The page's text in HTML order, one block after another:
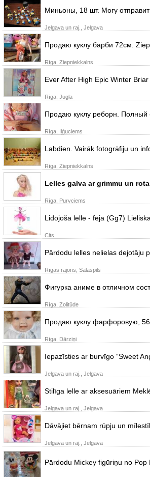
Миньоны, 18 шт. Могу
Jelgava un raj., Jelgava
Продаю куклу барби 72см.
Rīga, Ziepniekkalns
Ever After High Epic Winter
Rīga, Jugla
Продаю куклу реборн. Полный
Rīga, Iļģuciems
Labdien. Vairāk fotogrāfiju un
Rīga, Ziepniekkalns
Lelles galva ar grimmu un
Rīga, Purvciems
Lidojoša lelle - feja (Gg7)
Cits
Pārdodu lelles nelielas dejotāju
Rīgas rajons, Salaspils
Фигурка аниме в отличном
Rīga, Zolitūde
Продаю куклу фарфоровую,
Rīga, Dārziņi
Iepazīsties ar burvīgo “Sweet
Jelgava un raj., Jelgava
Stilīga lelle ar aksesuāriem
Jelgava un raj., Jelgava
Dāvājiet bērnam rūpju un
Jelgava un raj., Jelgava
Pārdodu Mickey figūriņu no